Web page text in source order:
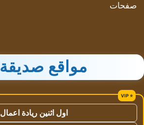
صفحات
مواقع صديقة
اول اثنين ريادة اعمال